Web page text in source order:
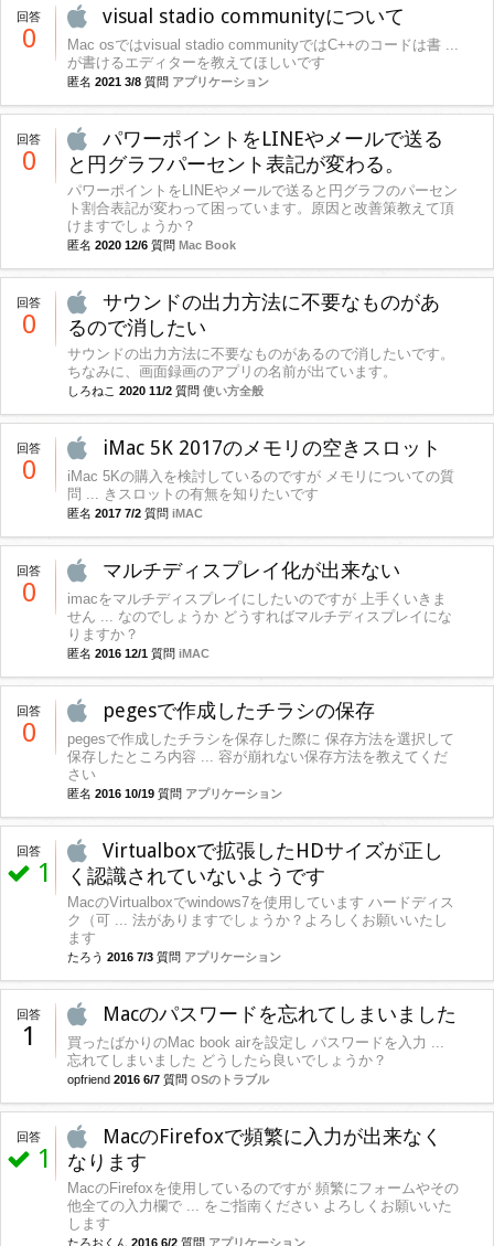
回答
0
visual stadio communityについて
Mac osではvisual stadio communityではC++のコードは書 ...
が書けるエディターを教えてほしいです
匿名 2021 3/8 質問 アプリケーション
回答
0
パワーポイントをLINEやメールで送る
と円グラフパーセント表記が変わる。
パワーポイントをLINEやメールで送ると円グラフのパーセン
ト割合表記が変わって困っています。原因と改善策教えて頂
けますでしょうか？
匿名 2020 12/6 質問 Mac Book
回答
0
サウンドの出力方法に不要なものがあ
るので消したい
サウンドの出力方法に不要なものがあるので消したいです。
ちなみに、画面録画のアプリの名前が出ています。
しろねこ 2020 11/2 質問 使い方全般
回答
0
iMac 5K 2017のメモリの空きスロット
iMac 5Kの購入を検討しているのですが メモリについての質
問 ... きスロットの有無を知りたいです
匿名 2017 7/2 質問 iMAC
回答
0
マルチディスプレイ化が出来ない
imacをマルチディスプレイにしたいのですが 上手くいきま
せん ... なのでしょうか どうすればマルチディスプレイにな
りますか？
匿名 2016 12/1 質問 iMAC
回答
0
pegesで作成したチラシの保存
pegesで作成したチラシを保存した際に 保存方法を選択して
保存したところ内容 ... 容が崩れない保存方法を教えてくだ
さい
匿名 2016 10/19 質問 アプリケーション
回答
1
Virtualboxで拡張したHDサイズが正し
く認識されていないようです
MacのVirtualboxでwindows7を使用しています ハードディス
ク（可 ... 法がありますでしょうか？よろしくお願いいたし
ます
たろう 2016 7/3 質問 アプリケーション
回答
1
Macのパスワードを忘れてしまいました
買ったばかりのMac book airを設定し パスワードを入力 ...
忘れてしまいました どうしたら良いでしょうか？
opfriend 2016 6/7 質問 OSのトラブル
回答
1
MacのFirefoxで頻繁に入力が出来なく
なります
MacのFirefoxを使用しているのですが 頻繁にフォームやその
他全ての入力欄で ... をご指南ください よろしくお願いいた
します
たろおくん 2016 6/2 質問 アプリケーション